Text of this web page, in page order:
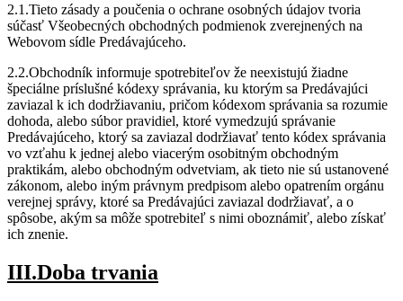
2.1.Tieto zásady a poučenia o ochrane osobných údajov tvoria
súčasť Všeobecných obchodných podmienok zverejnených na
Webovom sídle Predávajúceho.
2.2.Obchodník informuje spotrebiteľov že neexistujú žiadne
špeciálne príslušné kódexy správania, ku ktorým sa Predávajúci
zaviazal k ich dodržiavaniu, pričom kódexom správania sa rozumie
dohoda, alebo súbor pravidiel, ktoré vymedzujú správanie
Predávajúceho, ktorý sa zaviazal dodržiavať tento kódex správania
vo vzťahu k jednej alebo viacerým osobitným obchodným
praktikám, alebo obchodným odvetviam, ak tieto nie sú ustanovené
zákonom, alebo iným právnym predpisom alebo opatrením orgánu
verejnej správy, ktoré sa Predávajúci zaviazal dodržiavať, a o
spôsobe, akým sa môže spotrebiteľ s nimi oboznámiť, alebo získať
ich znenie.
III.Doba trvania